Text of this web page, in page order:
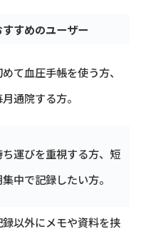
すすめのユーザー
て血圧手帳を使う方、
月通院する方。
ち運びを重視する方、短
中で記録したい方。
録以外にメモや資料を挟